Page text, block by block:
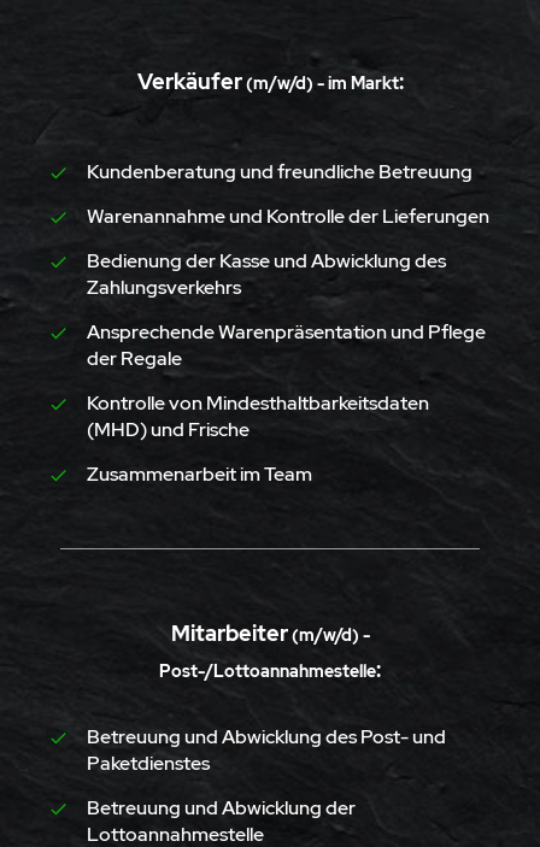
Verkäufer(m/w/d) - im Markt:
Kundenberatung und freundliche Betreuung
Warenannahme und Kontrolle der Lieferungen
Bedienung der Kasse und Abwicklung des
Zahlungsverkehrs
Ansprechende Warenpräsentation und Pflege
der Regale
Kontrolle von Mindesthaltbarkeitsdaten
(MHD) und Frische
Zusammenarbeit im Team
Mitarbeiter(m/w/d) -
Post-/Lottoannahmestelle:
Betreuung und Abwicklung des Post- und
Paketdienstes
Betreuung und Abwicklung der
Lottoannahmestelle